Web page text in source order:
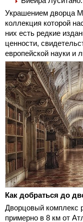
Украшением дворца
коллекция которой
них есть редкие
ценности,
европейской науки и
Как добраться до
Дворцовый комплекс
примерно в 8 км от